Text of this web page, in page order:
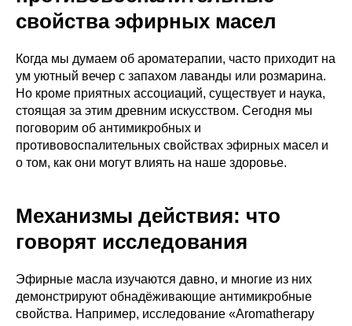
свойства эфирных масел
Когда мы думаем об ароматерапии, часто приходит на
ум уютный вечер с запахом лаванды или розмарина.
Но кроме приятных ассоциаций, существует и наука,
стоящая за этим древним искусством. Сегодня мы
поговорим об антимикробных и
противовоспалительных свойствах эфирных масел и
о том, как они могут влиять на наше здоровье.
Механизмы действия: что
говорят исследования
Эфирные масла изучаются давно, и многие из них
демонстрируют обнадёживающие антимикробные
свойства. Например, исследование «Aromatherapy